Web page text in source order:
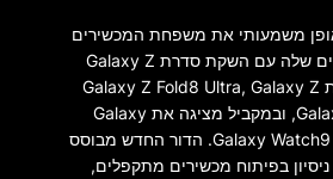
משמעותי את משפחת המכשירים
המתקפלים והלבישים שלה עם השקת סדרת Galaxy Z
החדשה, הכוללת את Galaxy Z Fold8 Ultra, Galaxy Z
Fold8 ו-Galaxy Z Flip8, ובמקביל מציגה את Galaxy
Watch Ultra2 ואת Galaxy Watch9. הדור החדש מבוסס
בפיתוח מכשירים מתקפלים,